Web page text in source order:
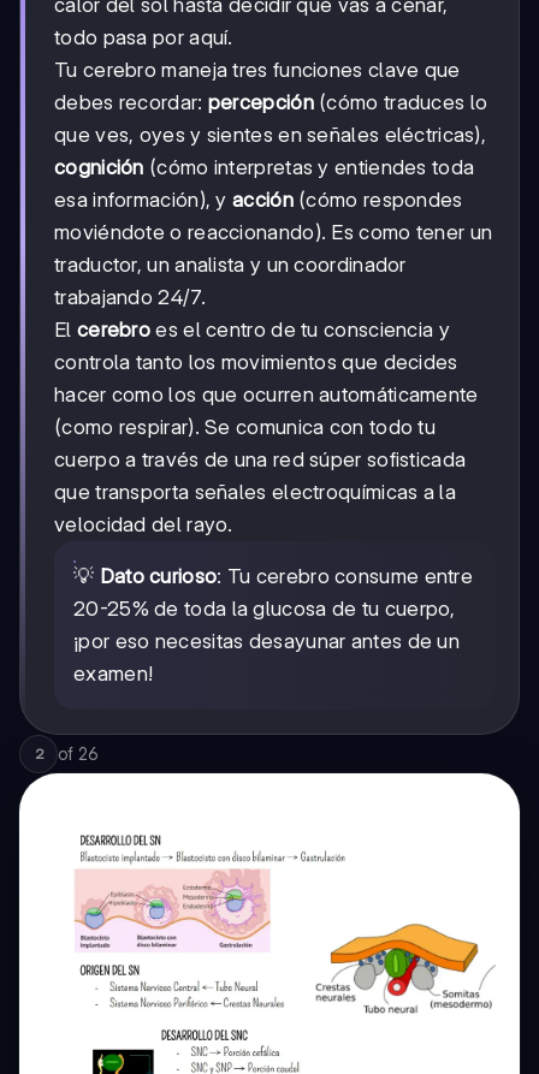
calor del sol hasta decidir qué vas a cenar,
todo pasa por aquí.
Tu cerebro maneja tres funciones clave que
debes recordar: percepción(cómo traduces lo
que ves, oyes y sientes en señales eléctricas),
cognición (cómo interpretas y entiendes toda
esa información), yacción(cómo respondes
moviéndote o reaccionando). Es como tener un
traductor, un analista y un coordinador
trabajando 24/7.
El cerebro es el centro de tu consciencia y
controla tanto los movimientos que decides
hacer como los que ocurren automáticamente
(como respirar). Se comunica con todo tu
cuerpo a través de una red súper sofisticada
que transporta señales electroquímicas a la
velocidad del rayo.
💡 Dato curioso: Tu cerebro consume entre
20-25% de toda la glucosa de tu cuerpo,
¡por eso necesitas desayunar antes de un
examen!
2 of 26